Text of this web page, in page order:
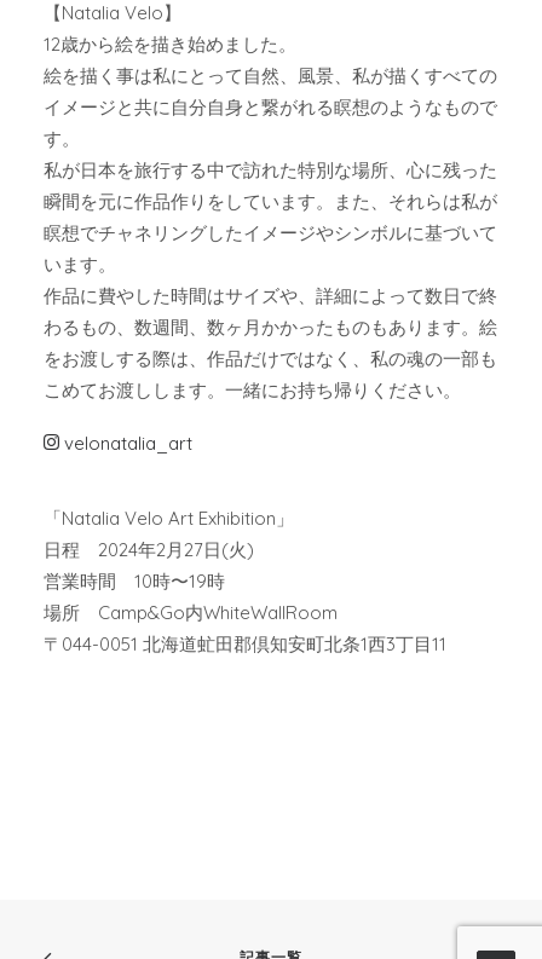
【Natalia Velo】
12歳から絵を描き始めました。
絵を描く事は私にとって自然、風景、私が描くすべての
イメージと共に自分自身と繋がれる瞑想のようなもので
す。
私が日本を旅行する中で訪れた特別な場所、心に残った
瞬間を元に作品作りをしています。また、それらは私が
瞑想でチャネリングしたイメージやシンボルに基づいて
います。
作品に費やした時間はサイズや、詳細によって数日で終
わるもの、数週間、数ヶ月かかったものもあります。絵
をお渡しする際は、作品だけではなく、私の魂の一部も
こめてお渡しします。一緒にお持ち帰りください。
velonatalia_art
「Natalia Velo Art Exhibition」
日程 2024年2月27日(火)
営業時間 10時〜19時
場所 Camp&Go内WhiteWallRoom
〒044-0051 北海道虻田郡倶知安町北条1西3丁目11